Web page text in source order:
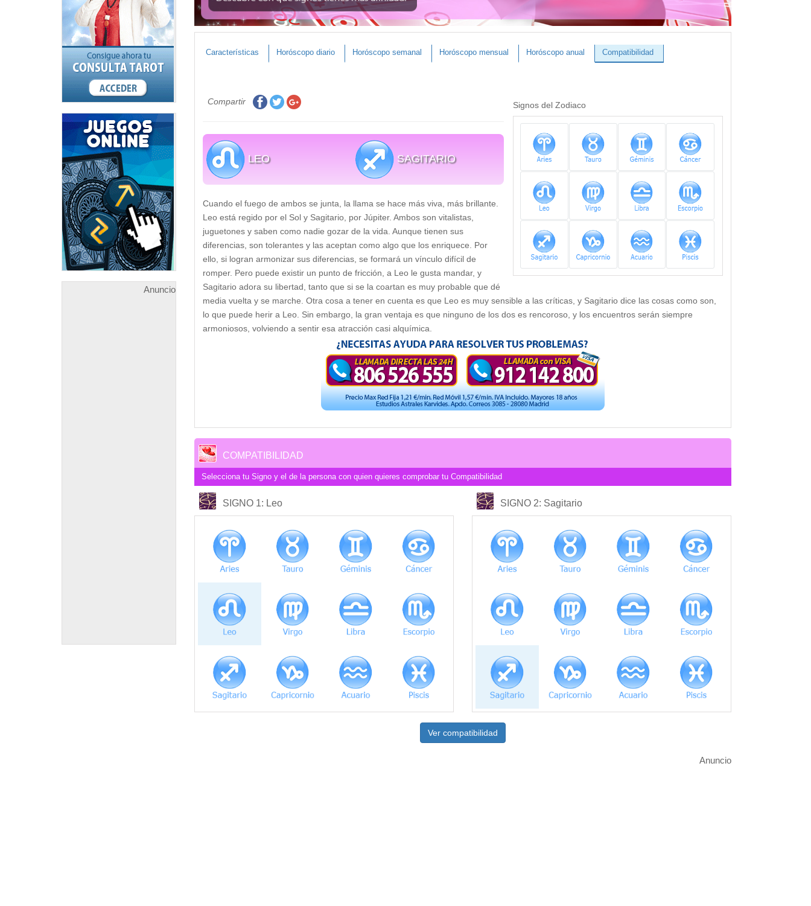
Anuncio
Características Horóscopo diario Horóscopo semanal Horóscopo mensual Horóscopo anual Compatibilidad
Signos del Zodiaco
Compartir
LEO SAGITARIO
Cuando el fuego de ambos se junta, la llama se hace más viva, más brillante.
Leo está regido por el Sol y Sagitario, por Júpiter. Ambos son vitalistas,
juguetones y saben como nadie gozar de la vida. Aunque tienen sus
diferencias, son tolerantes y las aceptan como algo que los enriquece. Por
ello, si logran armonizar sus diferencias, se formará un vínculo difícil de
romper. Pero puede existir un punto de fricción, a Leo le gusta mandar, y
Sagitario adora su libertad, tanto que si se la coartan es muy probable que dé
media vuelta y se marche. Otra cosa a tener en cuenta es que Leo es muy sensible a las críticas, y Sagitario dice las cosas como son,
lo que puede herir a Leo. Sin embargo, la gran ventaja es que ninguno de los dos es rencoroso, y los encuentros serán siempre
armoniosos, volviendo a sentir esa atracción casi alquímica.
COMPATIBILIDAD
Selecciona tu Signo y el de la persona con quien quieres comprobar tu Compatibilidad
SIGNO 1: Leo SIGNO 2: Sagitario
Ver compatibilidad
Anuncio